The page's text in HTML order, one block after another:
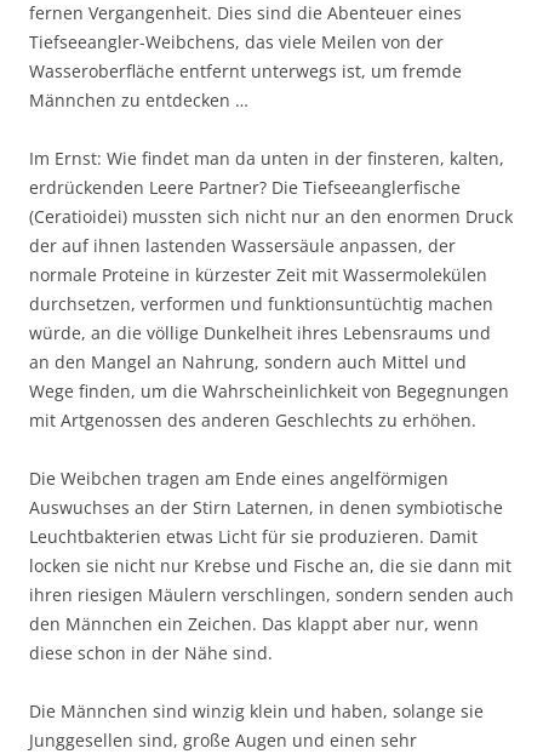
fernen Vergangenheit. Dies sind die Abenteuer eines
Tiefseeangler-Weibchens, das viele Meilen von der
Wasseroberfläche entfernt unterwegs ist, um fremde
Männchen zu entdecken …
Im Ernst: Wie findet man da unten in der finsteren, kalten,
erdrückenden Leere Partner? Die Tiefseeanglerfische
(Ceratioidei) mussten sich nicht nur an den enormen Druck
der auf ihnen lastenden Wassersäule anpassen, der
normale Proteine in kürzester Zeit mit Wassermolekülen
durchsetzen, verformen und funktionsuntüchtig machen
würde, an die völlige Dunkelheit ihres Lebensraums und
an den Mangel an Nahrung, sondern auch Mittel und
Wege finden, um die Wahrscheinlichkeit von Begegnungen
mit Artgenossen des anderen Geschlechts zu erhöhen.
Die Weibchen tragen am Ende eines angelförmigen
Auswuchses an der Stirn Laternen, in denen symbiotische
Leuchtbakterien etwas Licht für sie produzieren. Damit
locken sie nicht nur Krebse und Fische an, die sie dann mit
ihren riesigen Mäulern verschlingen, sondern senden auch
den Männchen ein Zeichen. Das klappt aber nur, wenn
diese schon in der Nähe sind.
Die Männchen sind winzig klein und haben, solange sie
Junggesellen sind, große Augen und einen sehr